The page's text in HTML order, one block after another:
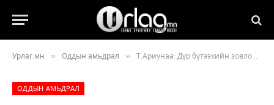
Урлаг.мн » Оддын амьдрал » Т.Ариунаа: Дүр бүтээхийн зовлонг айхтар мэдэрсэн
ОДДЫН АМЬДРАЛ